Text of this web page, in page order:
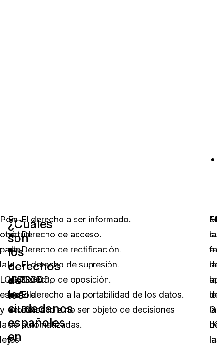
Por
otra
parte,
la
LOPDGDD
española
y
la
ley
¿Cuáles
son
los
derechos
de
los
ciudadanos
españoles
en
En
virtud
de
la
LOPDGDD,
los
derechos
de
los
El derecho a ser informado.
Derecho de acceso.
Derecho de rectificación.
El derecho de supresión.
Derecho de oposición.
El derecho a la portabilidad de los datos.
Derecho a no ser objeto de decisiones
automatizadas.
a
la
la
la
la
la